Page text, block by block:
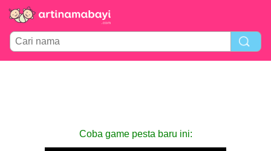
Coba game pesta baru ini: